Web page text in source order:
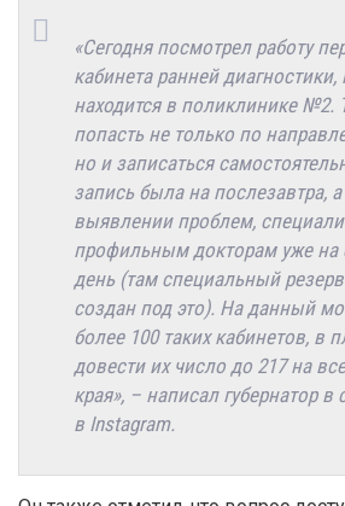
«Сегодня посмотрел работу
кабинета ранней
находится в поликлинике №2.
попасть не только по
но и записаться
запись была на послезавтра,
выявлении проблем,
профильным докторам уже
день (там специальный
создан под это). На данный
более 100 таких кабинетов, в
довести их число до 217 на
края», – написал губернатор в
в Instagram.